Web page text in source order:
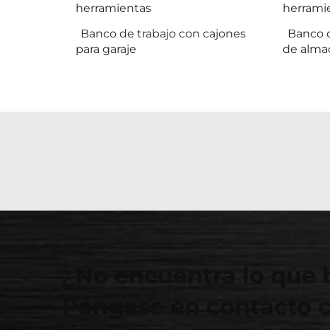
herramientas
Banco de trabajo con cajones
para garaje
Banco
de
Póngase en contacto